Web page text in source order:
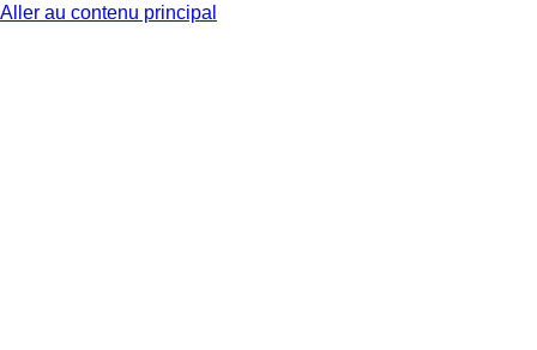
Aller au contenu principal